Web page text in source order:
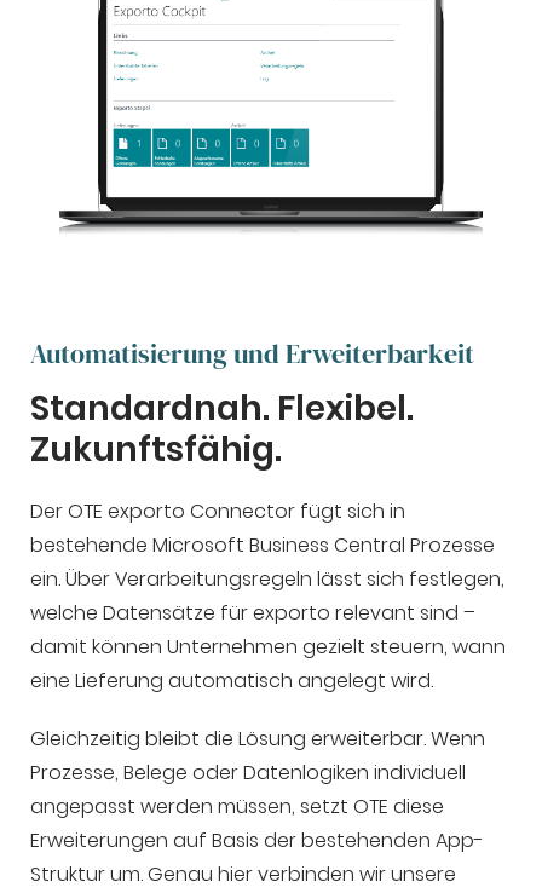
Automatisierung und Erweiterbarkeit
Standardnah. Flexibel.
Zukunftsfähig.
Der OTE exporto Connector fügt sich in
bestehende Microsoft Business Central Prozesse
ein. Über Verarbeitungsregeln lässt sich festlegen,
welche Datensätze für exporto relevant sind –
damit können Unternehmen gezielt steuern, wann
eine Lieferung automatisch angelegt wird.
Gleichzeitig bleibt die Lösung erweiterbar. Wenn
Prozesse, Belege oder Datenlogiken individuell
angepasst werden müssen, setzt OTE diese
Erweiterungen auf Basis der bestehenden App-
Struktur um. Genau hier verbinden wir unsere